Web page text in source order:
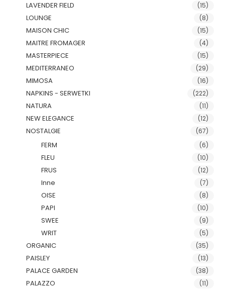
LAVENDER FIELD (15)
LOUNGE (8)
MAISON CHIC (15)
MAITRE FROMAGER (4)
MASTERPIECE (15)
MEDITERRANEO (29)
MIMOSA (16)
NAPKINS - SERWETKI (222)
NATURA (11)
NEW ELEGANCE (12)
NOSTALGIE (67)
FERM (6)
FLEU (10)
FRUS (12)
Inne (7)
OISE (8)
PAPI (10)
SWEE (9)
WRIT (5)
ORGANIC (35)
PAISLEY (13)
PALACE GARDEN (38)
PALAZZO (11)